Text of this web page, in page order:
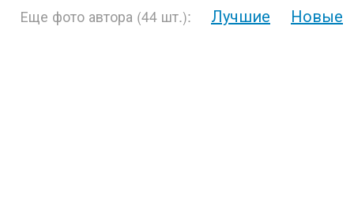
Еще фото автора (44 шт.): Лучшие Новые